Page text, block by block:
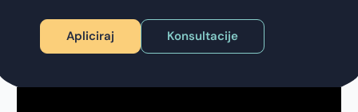
Apliciraj Konsultacije